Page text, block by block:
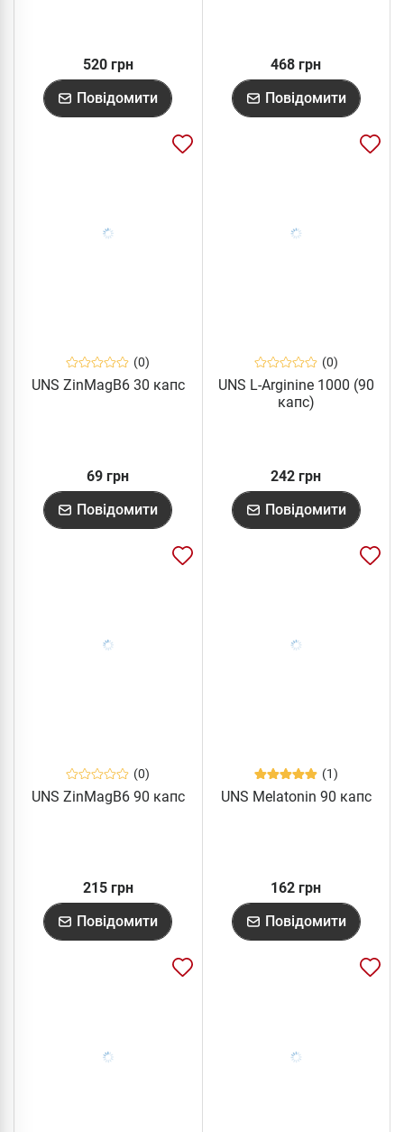
520 грн
Повідомити
468 грн
Повідомити
(0)
UNS ZinMagB6 30 капс
69 грн
Повідомити
(0)
UNS L-Arginine 1000 (90
капс)
242 грн
Повідомити
(0)
UNS ZinMagB6 90 капс
215 грн
Повідомити
(1)
UNS Melatonin 90 капс
162 грн
Повідомити